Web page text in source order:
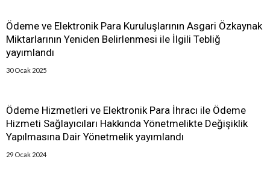
Ödeme ve Elektronik Para Kuruluşlarının Asgari Özkaynak
Miktarlarının Yeniden Belirlenmesi ile İlgili Tebliğ
yayımlandı
30 Ocak 2025
Ödeme Hizmetleri ve Elektronik Para İhracı ile Ödeme
Hizmeti Sağlayıcıları Hakkında Yönetmelikte Değişiklik
Yapılmasına Dair Yönetmelik yayımlandı
29 Ocak 2024